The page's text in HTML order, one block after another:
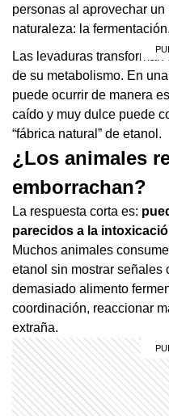
personas al aprovechar
naturaleza: la fermentación.
Las levaduras
de su metabolismo. En
puede ocurrir de manera
caído y muy dulce puede
“fábrica natural” de etanol.
¿Los animales
emborrachan?
La respuesta corta es:
parecidos a la
Muchos animales
etanol sin mostrar señales
demasiado alimento
coordinación, reaccionar
extraña.